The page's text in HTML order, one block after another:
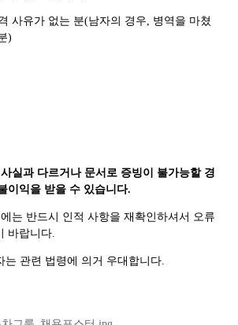
사유가 없는 분(남자의 경우, 병역을 마쳤
)
실과 다르거나 문서로 증빙이 불가능할 경
이익을 받을 수 있습니다.
는 반드시 인적 사항을 재확인하셔서 오류
바랍니다.
는 관련 법령에 의거 우대합니다.